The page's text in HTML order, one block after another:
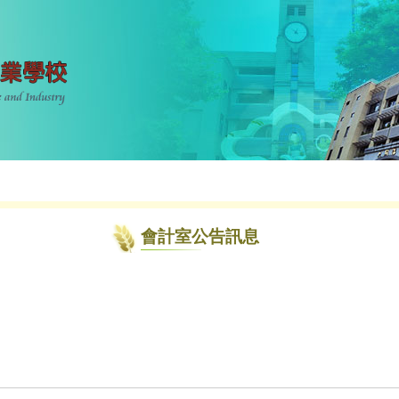
會計室公告訊息